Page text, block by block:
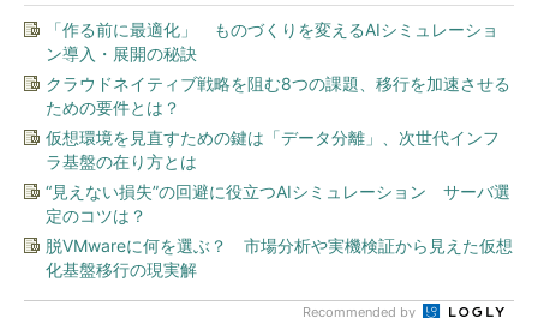
「作る前に最適化」 ものづくりを変えるAIシミュレーショ
ン導入・展開の秘訣
クラウドネイティブ戦略を阻む8つの課題、移行を加速させる
ための要件とは？
仮想環境を見直すための鍵は「データ分離」、次世代インフ
ラ基盤の在り方とは
“見えない損失”の回避に役立つAIシミュレーション サーバ選
定のコツは？
脱VMwareに何を選ぶ？ 市場分析や実機検証から見えた仮想
化基盤移行の現実解
Recommended by